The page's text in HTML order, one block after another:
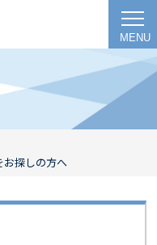
MENU
お探しの方へ